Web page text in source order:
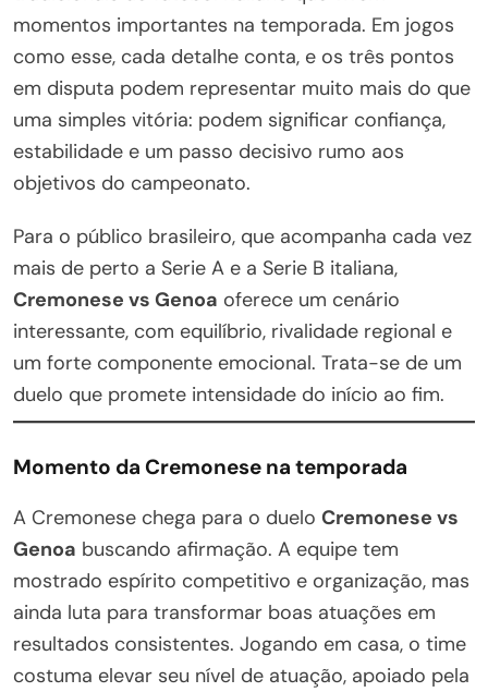
momentos importantes na temporada. Em jogos
como esse, cada detalhe conta, e os três pontos
em disputa podem representar muito mais do que
uma simples vitória: podem significar confiança,
estabilidade e um passo decisivo rumo aos
objetivos do campeonato.
Para o público brasileiro, que acompanha cada vez
mais de perto a Serie A e a Serie B italiana,
Cremonese vs Genoa oferece um cenário
interessante, com equilíbrio, rivalidade regional e
um forte componente emocional. Trata-se de um
duelo que promete intensidade do início ao fim.
Momento da Cremonese na temporada
A Cremonese chega para o duelo Cremonese vs
Genoa buscando afirmação. A equipe tem
mostrado espírito competitivo e organização, mas
ainda luta para transformar boas atuações em
resultados consistentes. Jogando em casa, o time
costuma elevar seu nível de atuação, apoiado pela